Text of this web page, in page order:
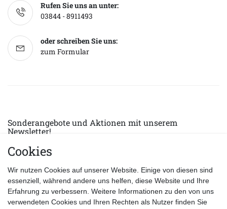
Rufen Sie uns an unter:
03844 - 8911493
oder schreiben Sie uns:
zum Formular
Sonderangebote und Aktionen mit unserem
Newsletter!
E-MAIL *
Datenschutzerklärung
Cookies
Wir nutzen Cookies auf unserer Website. Einige von diesen sind
essenziell, während andere uns helfen, diese Website und Ihre
Erfahrung zu verbessern. Weitere Informationen zu den von uns
verwendeten Cookies und Ihren Rechten als Nutzer finden Sie